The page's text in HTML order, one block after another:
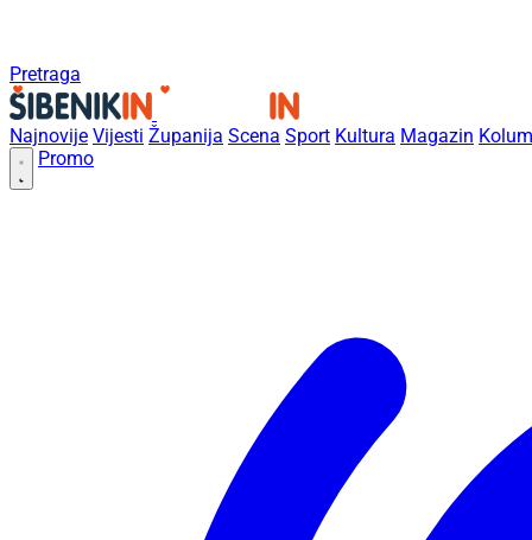
Pretraga
Najnovije Vijesti Županija Scena Sport Kultura Magazin
Promo